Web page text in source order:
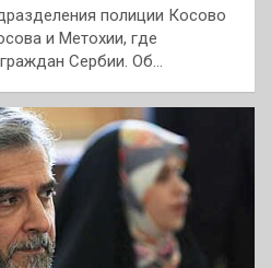
полиции Косово
и Метохии, где
Сербии. Об…